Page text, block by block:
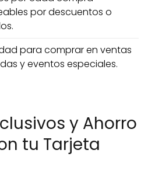
por descuentos o
para comprar en ventas
y eventos especiales.
y Ahorro
tu Tarjeta